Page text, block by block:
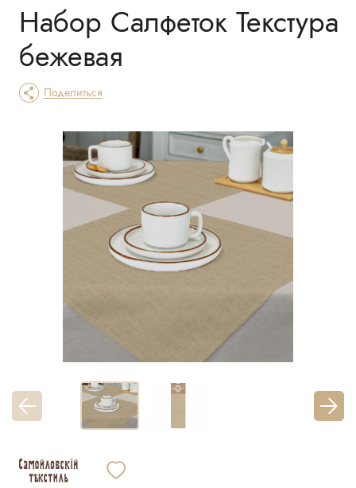
Набор Салфеток Текстура
бежевая
Поделиться